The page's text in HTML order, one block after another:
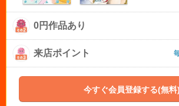
0円作品あり
来店ポイント
今すぐ会員登録する(無料)